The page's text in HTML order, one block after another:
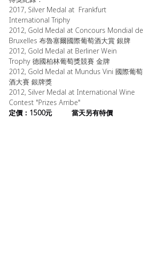
2017, Silver Medal at  Frankfurt
International Triphy
2012, Gold Medal at Concours Mondial de
Bruxelles 布魯塞爾國際葡萄酒大賞 銀牌
2012, Gold Medal at Berliner Wein
Trophy 德國柏林葡萄獎競賽 金牌
2012, Gold Medal at Mundus Vini 國際葡萄
酒大賽 銀牌獎
2012, Silver Medal at International Wine
Contest "Prizes Arribe"
定價：1500元
     當天另有特價